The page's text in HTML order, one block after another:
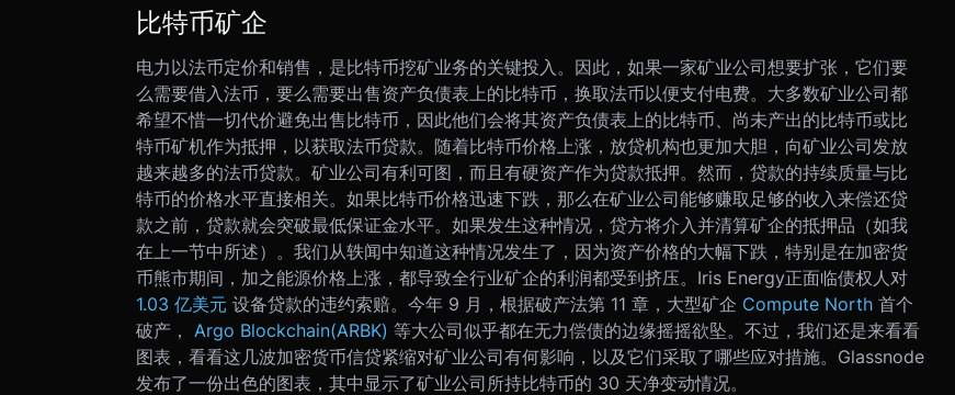
比特币矿企
电力以法币定价和销售，是比特币挖矿业务的关键投入。因此，如果一家矿业公司想要扩张，它们要
么需要借入法币，要么需要出售资产负债表上的比特币，换取法币以便支付电费。大多数矿业公司都
希望不惜一切代价避免出售比特币，因此他们会将其资产负债表上的比特币、尚未产出的比特币或比
特币矿机作为抵押，以获取法币贷款。 随着比特币价格上涨，放贷机构也更加大胆，向矿业公司发放
越来越多的法币贷款。矿业公司有利可图，而且有硬资产作为贷款抵押。然而，贷款的持续质量与比
特币的价格水平直接相关。如果比特币价格迅速下跌，那么在矿业公司能够赚取足够的收入来偿还贷
款之前，贷款就会突破最低保证金水平。如果发生这种情况，贷方将介入并清算矿企的抵押品（如我
在上一节中所述）。 我们从轶闻中知道这种情况发生了，因为资产价格的大幅下跌，特别是在加密货
币熊市期间，加之能源价格上涨，都导致全行业矿企的利润都受到挤压。Iris Energy正面临债权人对
1.03 亿美元 设备贷款的违约索赔。今年 9 月，根据破产法第 11 章，大型矿企 Compute North 首个
破产， Argo Blockchain(ARBK) 等大公司似乎都在无力偿债的边缘摇摇欲坠。 不过，我们还是来看看
图表，看看这几波加密货币信贷紧缩对矿业公司有何影响，以及它们采取了哪些应对措施。 Glassnode
发布了一份出色的图表，其中显示了矿业公司所持比特币的 30 天净变动情况。